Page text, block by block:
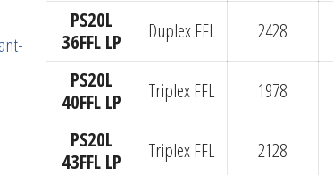
PS20L
36FFL LP
Duplex FFL 2428
PS20L
40FFL LP
Triplex FFL 1978
PS20L
43FFL LP
Triplex FFL 2128